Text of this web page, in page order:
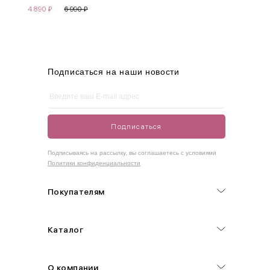
4 890 ₽ 6 990₽
42-50
Как правильно себя обмерить
Измеряется по самым выступающим точкам.
Обхват бедер (F)
Покупателям
Каталог
О компании
Подписаться на наши новости
Подписаться
Подписываясь на рассылку, вы соглашаетесь с условиями
Политики конфиденциальности